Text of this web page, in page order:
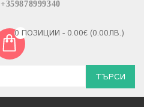
+359878999340
0 ПОЗИЦИИ - 0.00€ (0.00ЛВ.)
ТЪРСИ